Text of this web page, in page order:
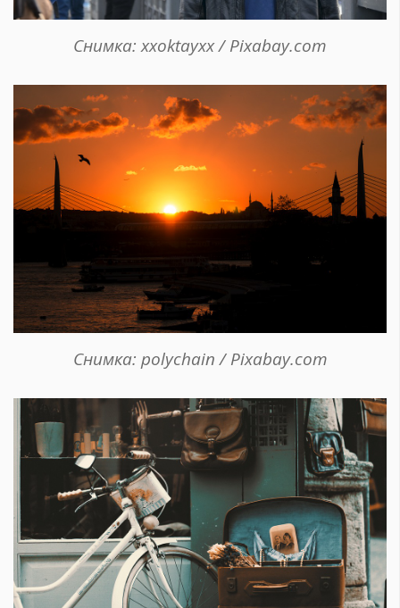
Снимка: xxoktayxx / Pixabay.com
Снимка: polychain / Pixabay.com